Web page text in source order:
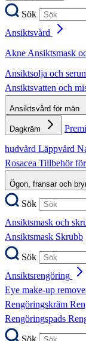
Sök
Ansiktsvård
AkneAnsiktsmask
Ansiktsolja och
Ansiktsvatten och
Ansiktsvård för män
Dagkräm
hudvård Läppvård
Rosacea Tillbehör
Ögon, fransar och
Sök
Ansiktsmask och
Ansiktsmask Skrubb
Sök
Ansiktsrengöring
Eye make-up
Rengöringskräm
Rengöringspads